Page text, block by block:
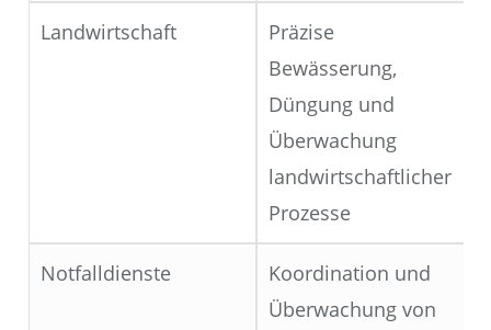
Landwirtschaft
Präzise
Bewässerung,
Düngung und
Überwachung
landwirtschaftlicher
Prozesse
Notfalldienste
Koordination und
Überwachung von